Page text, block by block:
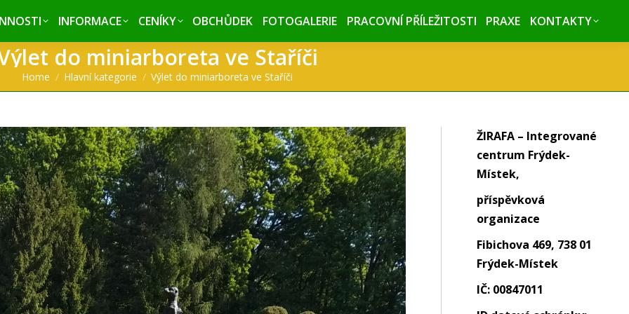
INFORMACE CENÍKY OBCHŮDEK FOTOGALERIE PRACOVNÍ PŘÍLEŽITOSTI PRAXE KONTAKTY
do miniarboreta ve Staříči
You are here:
Home Hlavní kategorie Výlet do miniarboreta ve Staříči
ŽIRAFA – Integrované
centrum Frýdek-
Místek,
příspěvková
organizace
Fibichova 469, 738 01
Frýdek-Místek
IČ: 00847011
INFORMACE CENÍKY OBCHŮDEK FOTOGALERIE PRACOVNÍ PŘÍLEŽITOSTI PRAXE KONTAKTY